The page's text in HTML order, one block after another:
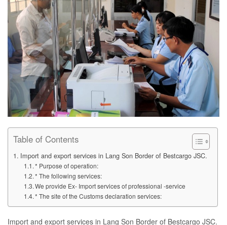
Table of Contents
Import and export services in Lang Son Border of Bestcargo JSC.
* Purpose of operation:
* The following services:
We provide Ex- Import services of professional -service
* The site of the Customs declaration services:
Import and export services in Lang Son Border of Bestcargo JSC.